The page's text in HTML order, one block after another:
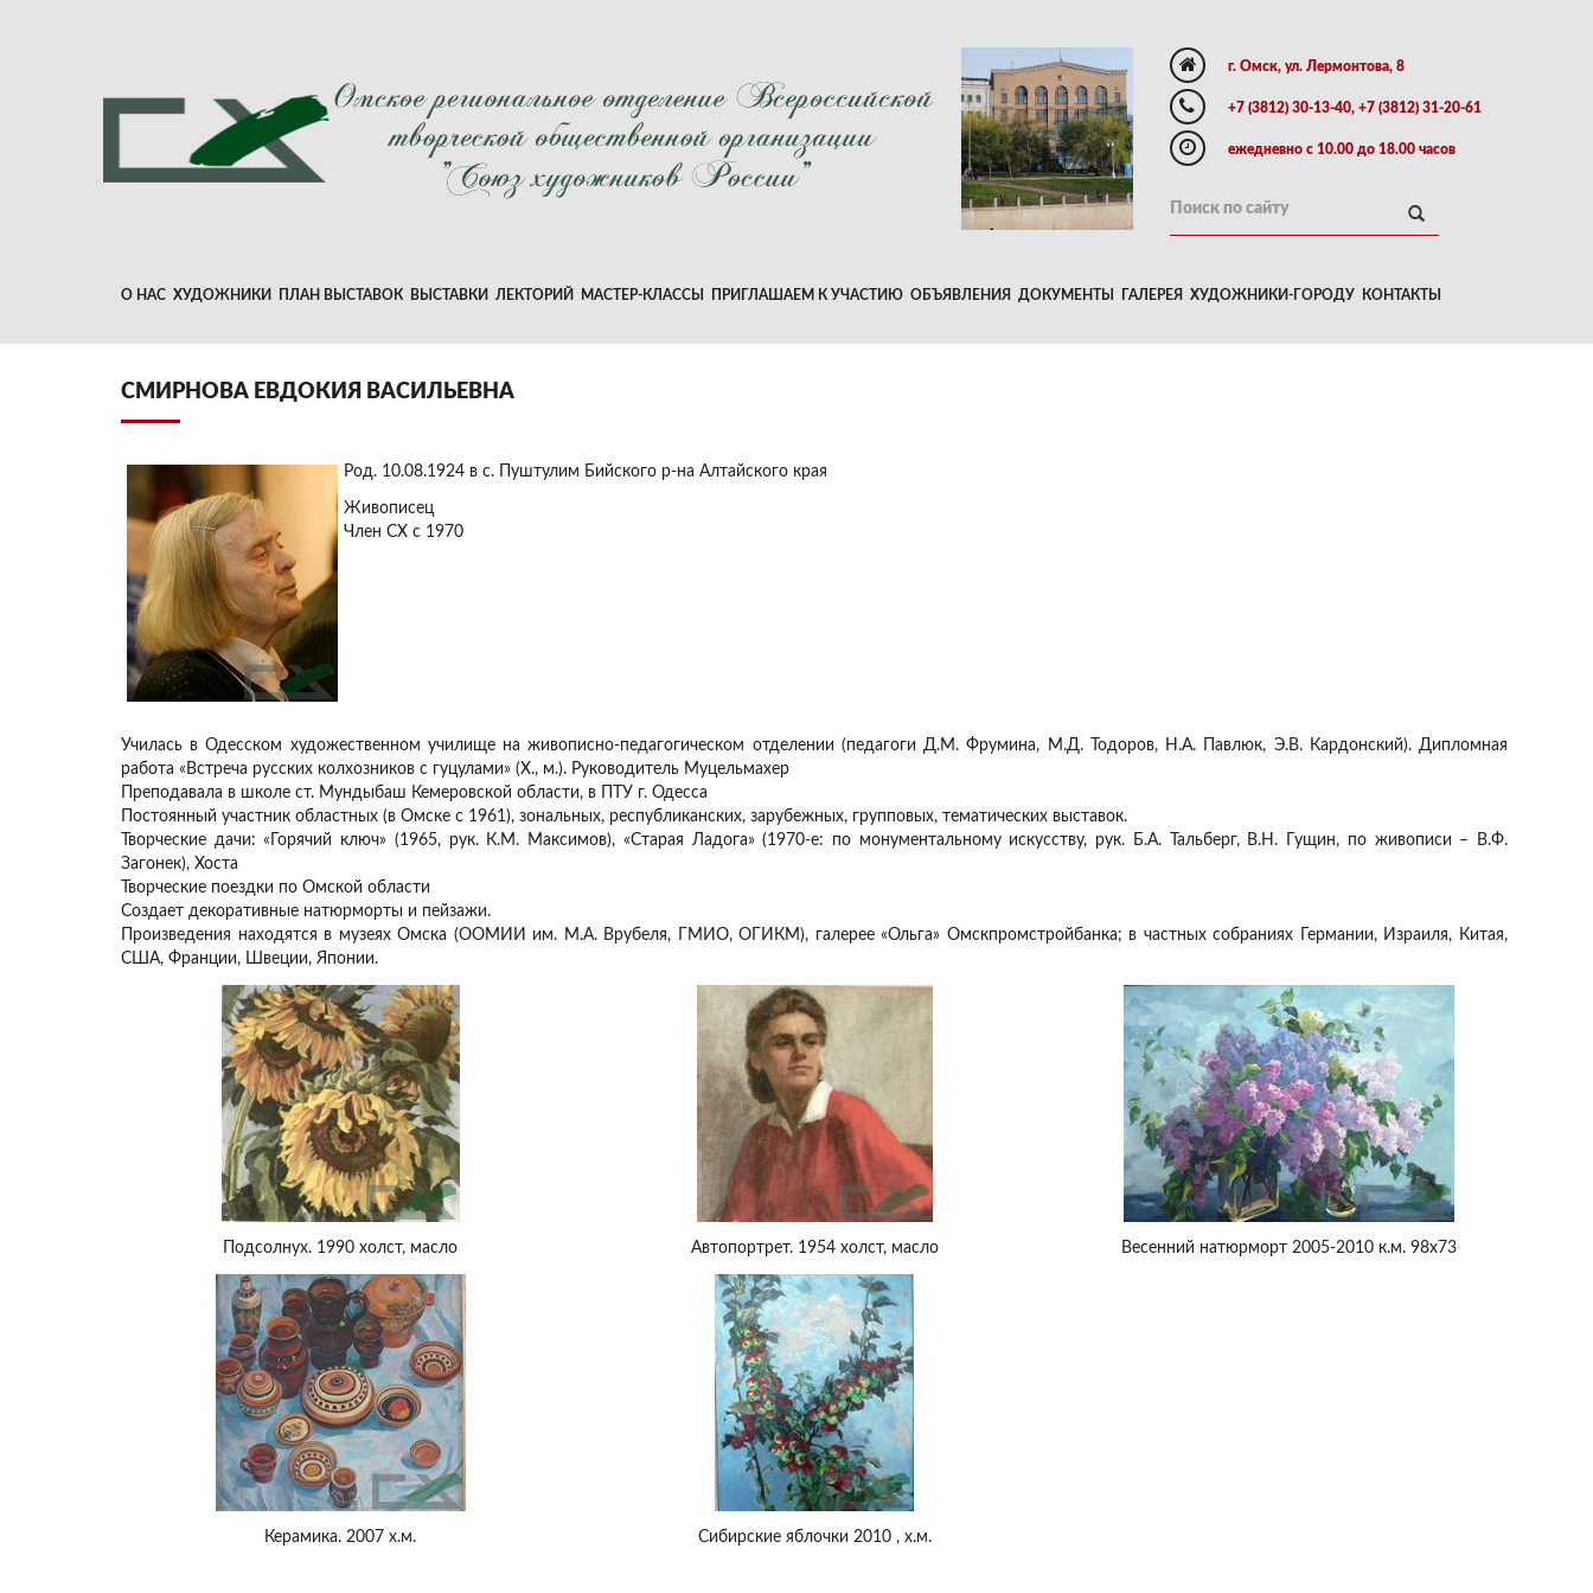
г. Омск, ул. Лермонтова, 8
+7 (3812) 30-13-40, +7 (3812) 31-20-61
ежедневно с 10.00 до 18.00 часов
О НАС ХУДОЖНИКИ ПЛАН ВЫСТАВОК ВЫСТАВКИ ЛЕКТОРИЙ МАСТЕР-КЛАССЫ ПРИГЛАШАЕМ К УЧАСТИЮ ОБЪЯВЛЕНИЯ ДОКУМЕНТЫ ГАЛЕРЕЯ ХУДОЖНИКИ-ГОРОДУ КОНТАКТЫ
СМИРНОВА ЕВДОКИЯ ВАСИЛЬЕВНА
Род. 10.08.1924 в с. Пуштулим Бийского р-на Алтайского края
Живописец
Член СХ с 1970
Училась в Одесском художественном училище на живописно-педагогическом отделении (педагоги Д.М. Фрумина, М.Д. Тодоров, Н.А. Павлюк, Э.В. Кардонский). Дипломная
работа «Встреча русских колхозников с гуцулами» (Х., м.). Руководитель Муцельмахер
Преподавала в школе ст. Мундыбаш Кемеровской области, в ПТУ г. Одесса
Постоянный участник областных (в Омске с 1961), зональных, республиканских, зарубежных, групповых, тематических выставок.
Творческие дачи: «Горячий ключ» (1965, рук. К.М. Максимов), «Старая Ладога» (1970-е: по монументальному искусству, рук. Б.А. Тальберг, В.Н. Гущин, по живописи – В.Ф.
Загонек), Хоста
Творческие поездки по Омской области
Создает декоративные натюрморты и пейзажи.
Произведения находятся в музеях Омска (ООМИИ им. М.А. Врубеля, ГМИО, ОГИКМ), галерее «Ольга» Омскпромстройбанка; в частных собраниях Германии, Израиля, Китая,
США, Франции, Швеции, Японии.
Подсолнух. 1990 холст, масло Автопортрет. 1954 холст, масло Весенний натюрморт 2005-2010 к.м. 98х73
Керамика. 2007 х.м. Сибирские яблочки 2010 , х.м.